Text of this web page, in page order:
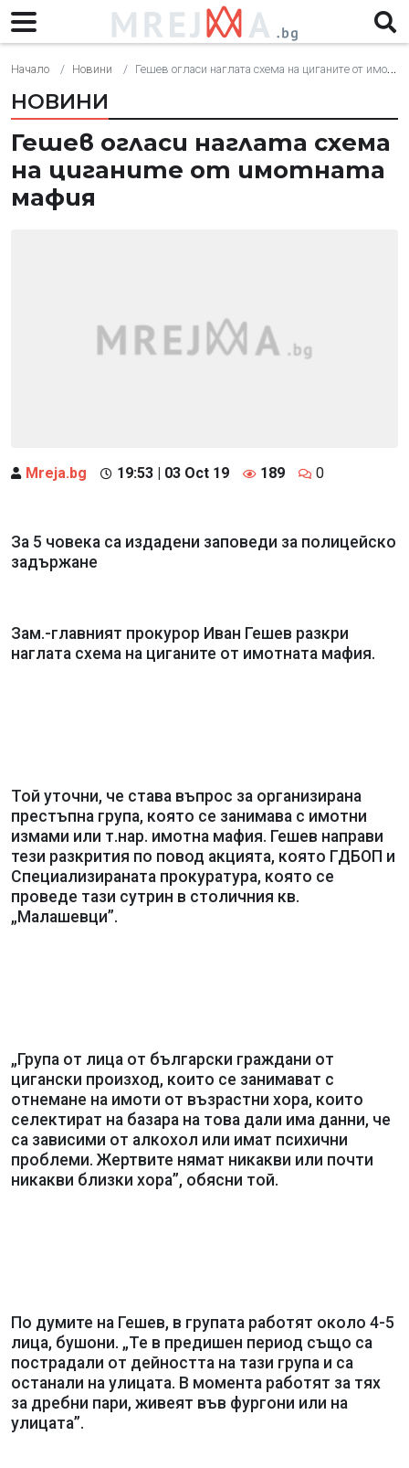
Начало Новини Гешев огласи наглата схема на циганите от имотната мафия
НОВИНИ
Гешев огласи наглата схема
на циганите от имотната
мафия
Mreja.bg 19:53 | 03 Oct 19 189 0
За 5 човека са издадени заповеди за полицейско
задържане
Зам.-главният прокурор Иван Гешев разкри
наглата схема на циганите от имотната мафия.
Той уточни, че става въпрос за организирана
престъпна група, която се занимава с имотни
измами или т.нар. имотна мафия. Гешев направи
тези разкрития по повод акцията, която ГДБОП и
Специализираната прокуратура, която се
проведе тази сутрин в столичния кв.
„Малашевци”.
„Група от лица от български граждани от
цигански произход, които се занимават с
отнемане на имоти от възрастни хора, които
селектират на базара на това дали има данни, че
са зависими от алкохол или имат психични
проблеми. Жертвите нямат никакви или почти
никакви близки хора”, обясни той.
По думите на Гешев, в групата работят около 4-5
лица, бушони. „Те в предишен период също са
пострадали от дейността на тази група и са
останали на улицата. В момента работят за тях
за дребни пари, живеят във фургони или на
улицата”.